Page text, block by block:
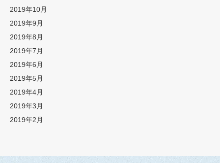
2019年10月
2019年9月
2019年8月
2019年7月
2019年6月
2019年5月
2019年4月
2019年3月
2019年2月